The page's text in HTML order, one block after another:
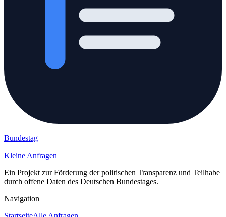
Bundestag
Kleine Anfragen
Ein Projekt zur Förderung der politischen Transparenz und Teilhabe
durch offene Daten des Deutschen Bundestages.
Navigation